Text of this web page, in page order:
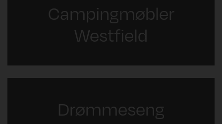
Campingmøbler
Westfield
Drømmeseng